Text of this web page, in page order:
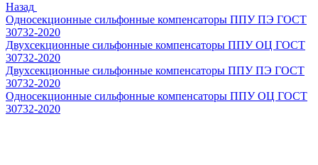
Назад
Односекционные сильфонные компенсаторы ППУ ПЭ ГОСТ
30732-2020
Двухсекционные сильфонные компенсаторы ППУ ОЦ ГОСТ
30732-2020
Двухсекционные сильфонные компенсаторы ППУ ПЭ ГОСТ
30732-2020
Односекционные сильфонные компенсаторы ППУ ОЦ ГОСТ
30732-2020